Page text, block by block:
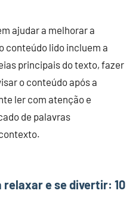
ajudar a melhorar a
conteúdo lido incluem a
principais do texto, fazer
o conteúdo após a
ler com atenção e
de palavras
relaxar e se divertir: 10